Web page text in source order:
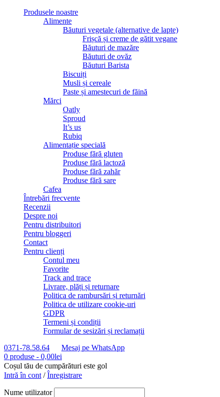
Produsele noastre
Alimente
Băuturi vegetale (alternative de lapte)
Frișcă și creme de gătit vegane
Băuturi de mazăre
Băuturi de ovăz
Băuturi Barista
Biscuiți
Musli și cereale
Paste și amestecuri de făină
Mărci
Oatly
Sproud
It’s us
Rubiq
Alimentație specială
Produse fără gluten
Produse fără lactoză
Produse fără zahăr
Produse fără sare
Cafea
Întrebări frecvente
Recenzii
Despre noi
Pentru distribuitori
Pentru bloggeri
Contact
Pentru clienți
Contul meu
Favorite
Track and trace
Livrare, plăți și returnare
Politica de rambursări și returnări
Politica de utilizare cookie-uri
GDPR
Termeni și condiții
Formular de sesizări și reclamații
0371-78.58.64
Mesaj pe WhatsApp
0 produse - 0,00lei
Coșul tău de cumpărături este gol
Intră în cont /Înregistrare
Nume utilizator